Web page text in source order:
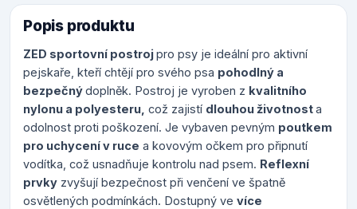
Popis produktu
ZED sportovní postrojpro psy je ideální pro aktivní
pejskaře, kteří chtějí pro svého psa pohodlný a
bezpečnýdoplněk. Postroj je vyroben z kvalitního
nylonu a polyesteru, což zajistí dlouhou životnosta
odolnost proti poškození. Je vybaven pevným poutkem
pro uchycení v ruce a kovovým očkem pro připnutí
vodítka, což usnadňuje kontrolu nad psem. Reflexní
prvky zvyšují bezpečnost při venčení ve špatně
osvětlených podmínkách. Dostupný ve více